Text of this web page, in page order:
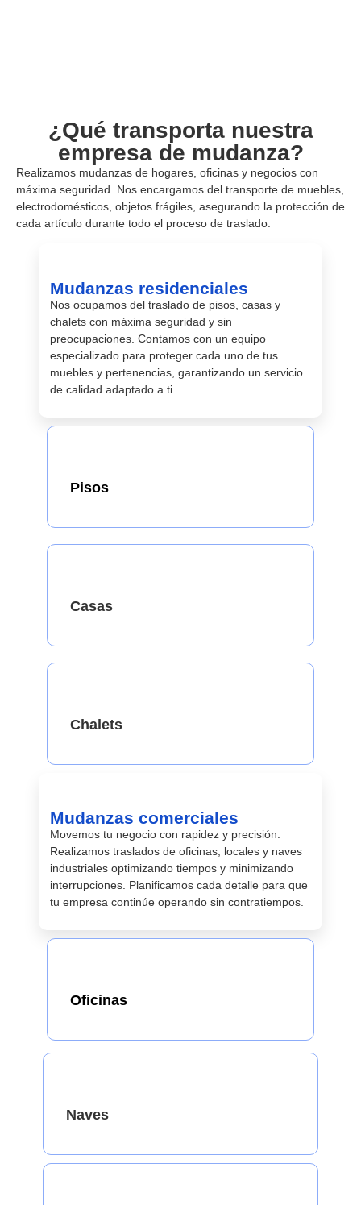
¿Qué transporta nuestra
empresa de mudanza?
Realizamos mudanzas de hogares, oficinas y negocios con
máxima seguridad. Nos encargamos del transporte de muebles,
electrodomésticos, objetos frágiles, asegurando la protección de
cada artículo durante todo el proceso de traslado.
Mudanzas residenciales
Nos ocupamos del traslado de pisos, casas y
chalets con máxima seguridad y sin
preocupaciones. Contamos con un equipo
especializado para proteger cada uno de tus
muebles y pertenencias, garantizando un servicio
de calidad adaptado a ti.
Pisos
Casas
Chalets
Mudanzas comerciales
Movemos tu negocio con rapidez y precisión.
Realizamos traslados de oficinas, locales y naves
industriales optimizando tiempos y minimizando
interrupciones. Planificamos cada detalle para que
tu empresa continúe operando sin contratiempos.
Oficinas
Naves